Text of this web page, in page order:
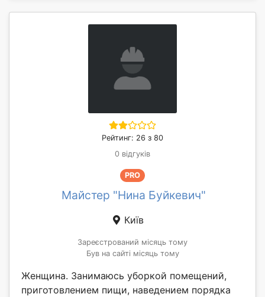
Рейтинг: 26 з 80
0 відгуків
PRO
Майстер "Нина Буйкевич"
Київ
Зареєстрований місяць тому
Був на сайті місяць тому
Женщина. Занимаюсь уборкой помещений,
приготовлением пищи, наведением порядка